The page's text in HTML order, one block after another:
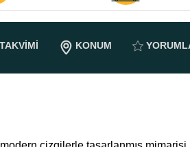
TAKVIMI KONUM